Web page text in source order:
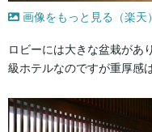
画像をもっと見る（楽天）
ロビーには大きな盆栽があ
級ホテルなのですが重厚感